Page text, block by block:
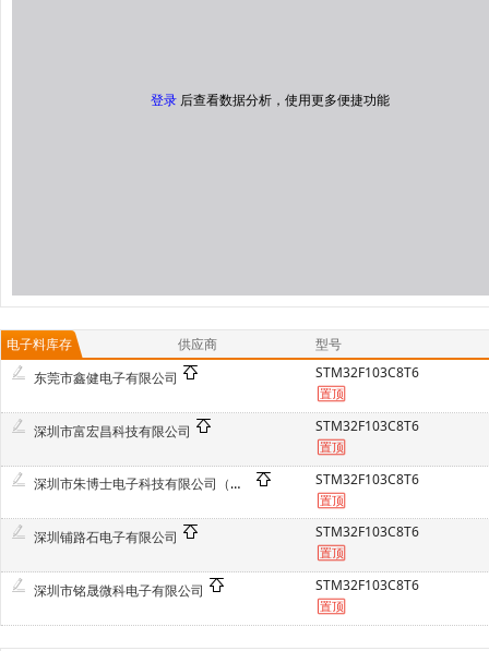
登录 后查看数据分析，使用更多便捷功能
电子料库存 供应商
型号
东莞市鑫健电子有限公司
STM32F103C8T6
深圳市富宏昌科技有限公司 STM32F103C8T6
深圳市朱博士电子科技有限公司（原深圳市中意法电子科技有限公司） STM32F103C8T6
深圳铺路石电子有限公司 STM32F103C8T6
深圳市铭晟微科电子有限公司 STM32F103C8T6